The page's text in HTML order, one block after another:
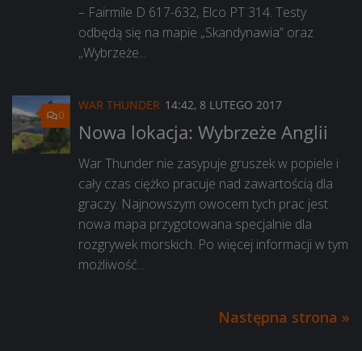
– Fairmile D 617-632, Elco PT 314. Testy
odbędą się na mapie „Skandynawia” oraz
„Wybrzeże...
0
WAR THUNDER 14:42, 8 LUTEGO 2017
Nowa lokacja: Wybrzeże Anglii
War Thunder nie zasypuje gruszek w popiele i
cały czas ciężko pracuje nad zawartością dla
graczy. Najnowszym owocem tych prac jest
nowa mapa przygotowana specjalnie dla
rozgrywek morskich. Po więcej informacji w tym
możliwość...
Następna strona »